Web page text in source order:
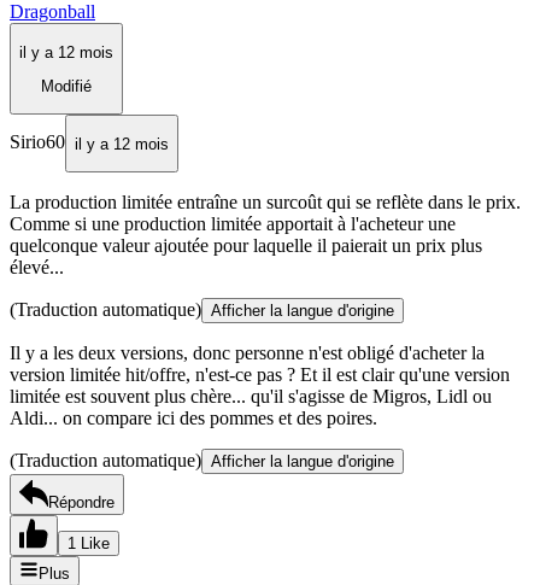
Dragonball
il y a 12 mois
Modifié
Sirio60 il y a 12 mois
La production limitée entraîne un surcoût qui se reflète dans le prix.
Comme si une production limitée apportait à l'acheteur une
quelconque valeur ajoutée pour laquelle il paierait un prix plus
élevé...
(Traduction automatique) Afficher la langue d'origine
Il y a les deux versions, donc personne n'est obligé d'acheter la
version limitée hit/offre, n'est-ce pas ? Et il est clair qu'une version
limitée est souvent plus chère... qu'il s'agisse de Migros, Lidl ou
Aldi... on compare ici des pommes et des poires.
(Traduction automatique) Afficher la langue d'origine
Répondre
1 Like
Plus